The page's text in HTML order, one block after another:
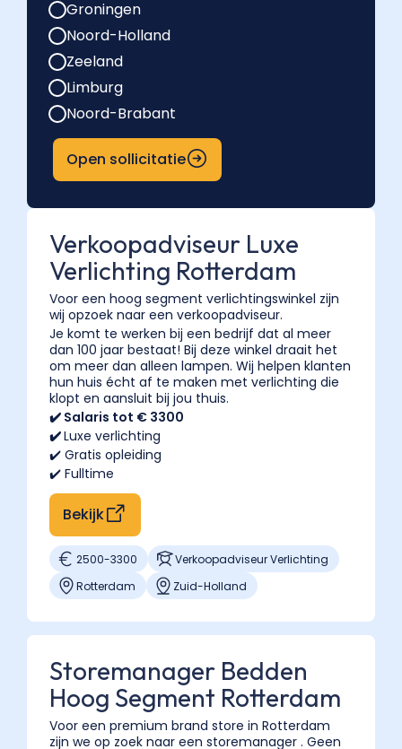
Groningen
Noord-Holland
Zeeland
Limburg
Noord-Brabant
Open sollicitatie
Verkoopadviseur Luxe
Verlichting Rotterdam
Voor een hoog segment verlichtingswinkel zijn
wij opzoek naar een verkoopadviseur.
Je komt te werken bij een bedrijf dat al meer
dan 100 jaar bestaat! Bij deze winkel draait het
om meer dan alleen lampen. Wij helpen klanten
hun huis écht af te maken met verlichting die
klopt en aansluit bij jou thuis.
✔️ Salaris tot € 3300
✔️Luxe verlichting
✔️ Gratis opleiding
✔️ Fulltime
2500-3300
Verkoopadviseur Verlichting
Rotterdam
Zuid-Holland
Bekijk
Storemanager Bedden
Hoog Segment Rotterdam
Voor een premium brand store in Rotterdam
zijn we op zoek naar een storemanager . Geen